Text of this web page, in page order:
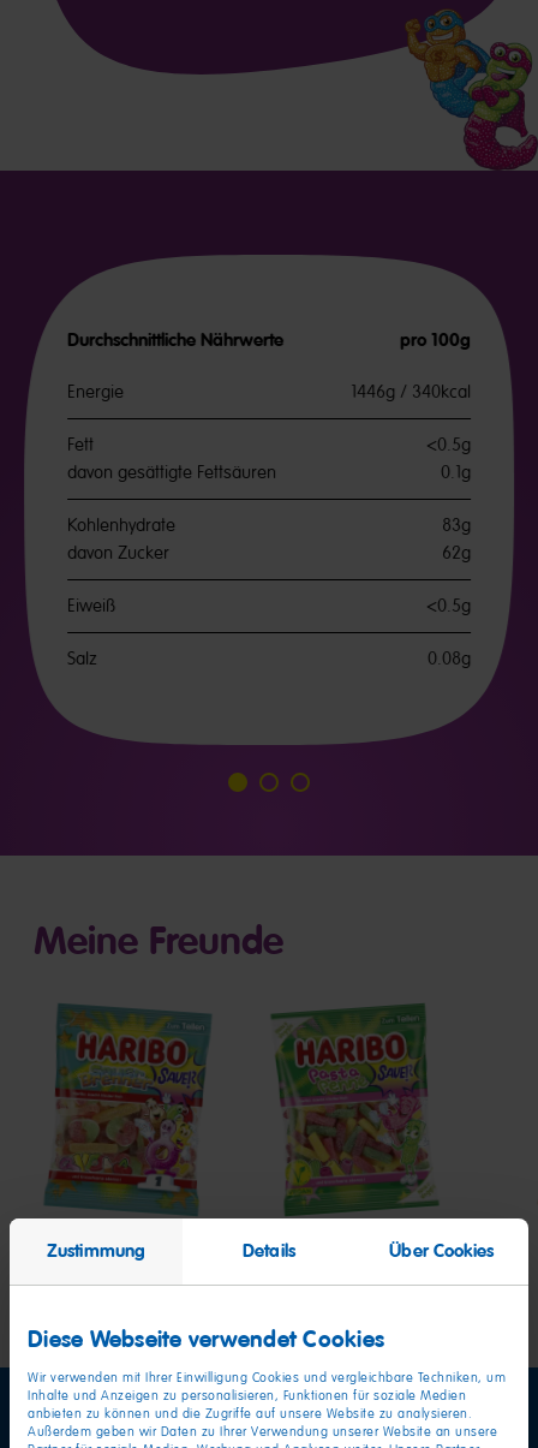
Zustimmung Details Über Cookies
Diese Webseite verwendet Cookies
Wir verwenden mit Ihrer Einwilligung Cookies und vergleichbare Techniken, um
Inhalte und Anzeigen zu personalisieren, Funktionen für soziale Medien
anbieten zu können und die Zugriffe auf unsere Website zu analysieren.
Außerdem geben wir Daten zu Ihrer Verwendung unserer Website an unsere
Durchschnittliche Nährwerte pro 100g
Energie 1446g / 340kcal
Fett
<0.5g
davon gesättigte Fettsäuren
0.1g
Kohlenhydrate
83g
davon Zucker
62g
Eiweiß <0.5g
Salz 0.08g
Go
1
Go
2
Go
3
Meine Freunde
Sauer
Brenner
Pasta
Penne